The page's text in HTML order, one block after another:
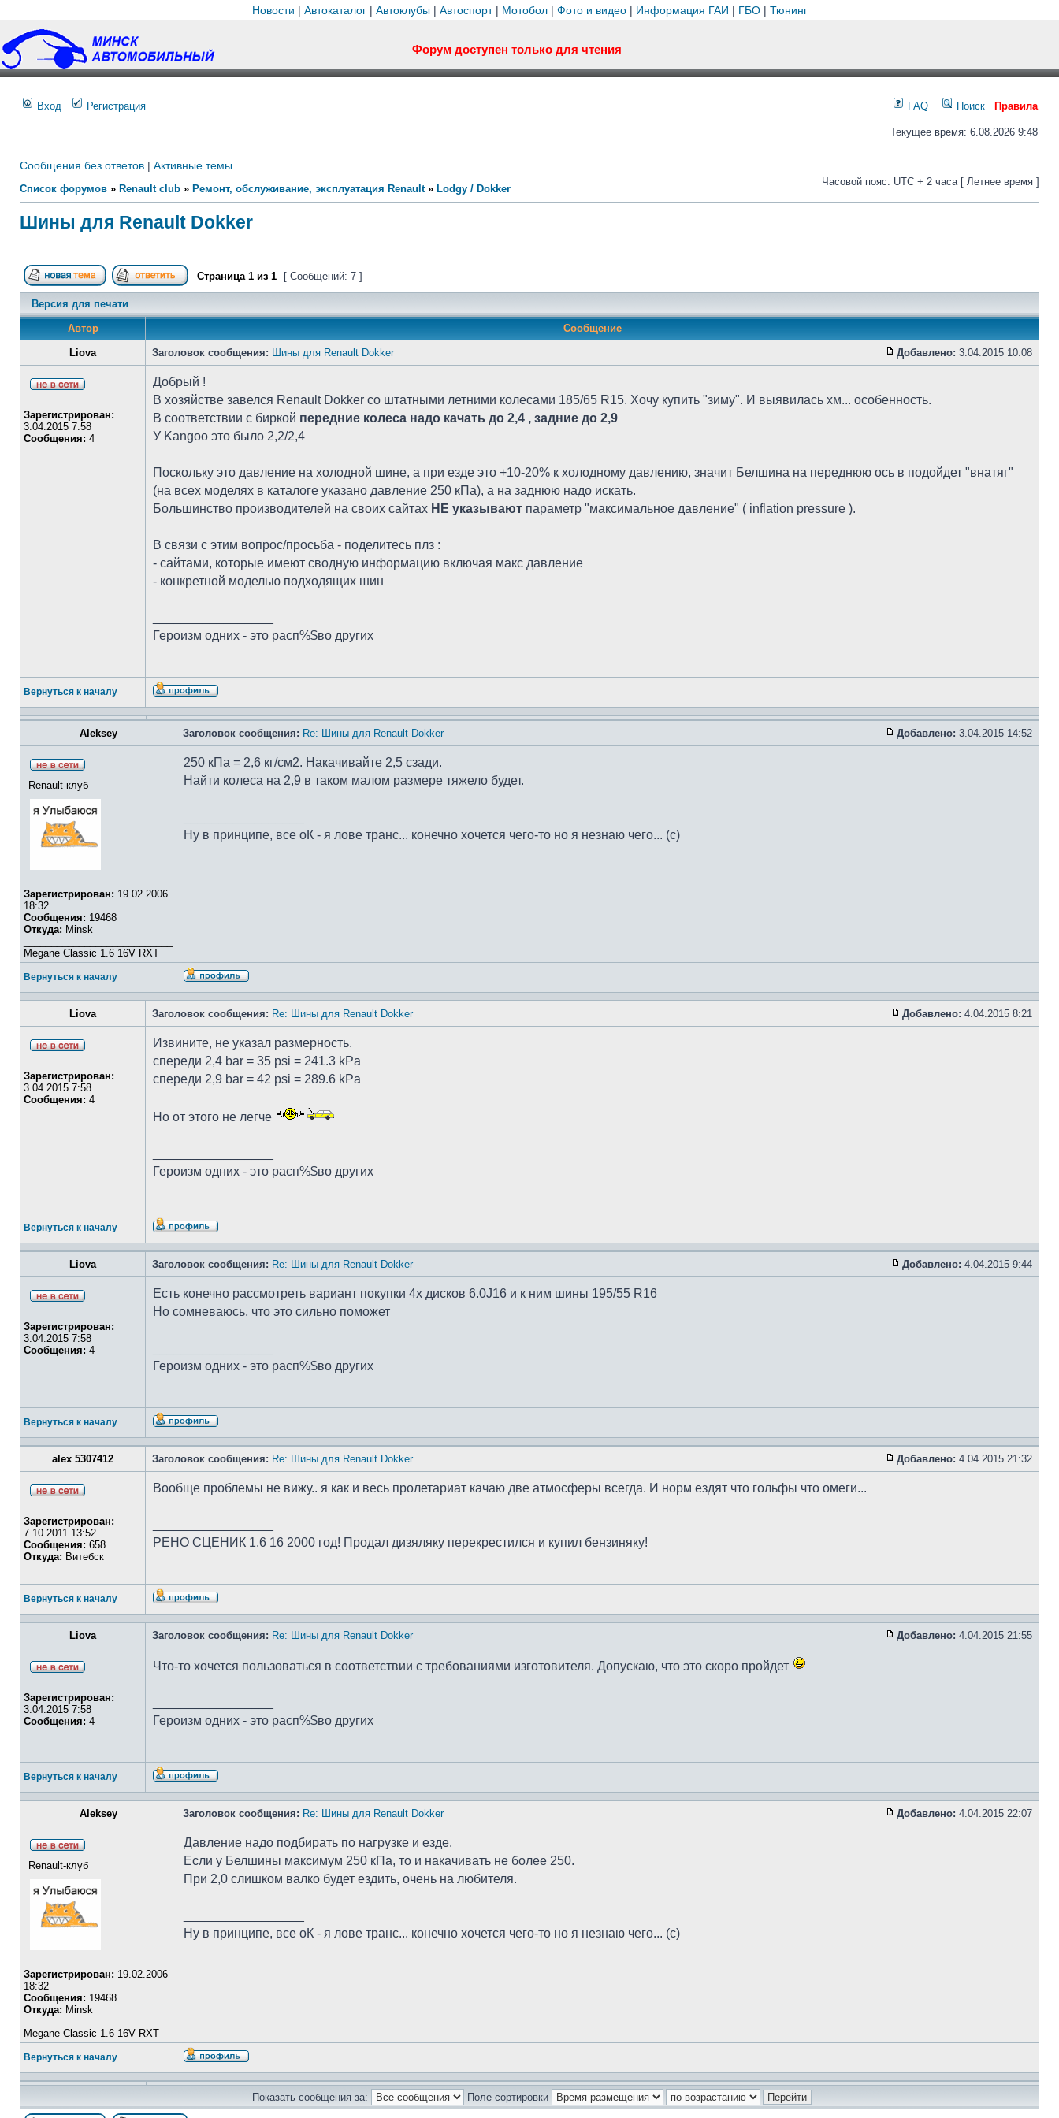
Новости | Автокаталог| Автоклубы| Автоспорт| Мотобол| Фото и видео| Информация ГАИ | ГБО| Тюнинг
Форум доступен только для чтения
Вход Регистрация FAQ Поиск Правила
Текущее время: 6.08.2026 9:48
Сообщения без ответов | Активные темы
Список форумов » Renault club » Ремонт, обслуживание, эксплуатация Renault» Lodgy / Dokker
Часовой пояс: UTC + 2 часа [ Летнее время ]
Шины для Renault Dokker
Страница 1 из 1 [ Сообщений: 7 ]
Версия для печати
Автор Сообщение
Liova Заголовок сообщения: Шины для Renault Dokker Добавлено: 3.04.2015 10:08
Зарегистрирован:
3.04.2015 7:58
Сообщения: 4
Добрый !
В хозяйстве завелся Renault Dokker со штатными летними колесами 185/65 R15. Хочу купить "зиму". И выявилась хм... особенность.
В соответствии с биркой передние колеса надо качать до 2,4 , задние до 2,9
У Kangoo это было 2,2/2,4
Поскольку это давление на холодной шине, а при езде это +10-20% к холодному давлению, значит Белшина на переднюю ось в подойдет "внатяг"
(на всех моделях в каталоге указано давление 250 кПа), а на заднюю надо искать.
Большинство производителей на своих сайтах НЕ указывают параметр "максимальное давление" ( inflation pressure ).
В связи с этим вопрос/просьба - поделитесь плз :
- сайтами, которые имеют сводную информацию включая макс давление
- конкретной моделью подходящих шин
Героизм одних - это расп%$во других
Вернуться к началу
Aleksey Заголовок сообщения: Re: Шины для Renault Dokker Добавлено: 3.04.2015 14:52
Renault-клуб
Зарегистрирован: 19.02.2006
18:32
Сообщения: 19468
Откуда: Minsk
Megane Classic 1.6 16V RXT
250 кПа = 2,6 кг/см2. Накачивайте 2,5 сзади.
Найти колеса на 2,9 в таком малом размере тяжело будет.
Ну в принципе, все оК - я лове транс... конечно хочется чего-то но я незнаю чего... (с)
Вернуться к началу
Liova Заголовок сообщения: Re: Шины для Renault Dokker Добавлено: 4.04.2015 8:21
Зарегистрирован:
3.04.2015 7:58
Сообщения: 4
Извините, не указал размерность.
спереди 2,4 bar = 35 psi = 241.3 kPa
спереди 2,9 bar = 42 psi = 289.6 kPa
Но от этого не легче
Героизм одних - это расп%$во других
Вернуться к началу
Liova Заголовок сообщения: Re: Шины для Renault Dokker Добавлено: 4.04.2015 9:44
Зарегистрирован:
3.04.2015 7:58
Сообщения: 4
Есть конечно рассмотреть вариант покупки 4х дисков 6.0J16 и к ним шины 195/55 R16
Но сомневаюсь, что это сильно поможет
Героизм одних - это расп%$во других
Вернуться к началу
alex 5307412 Заголовок сообщения: Re: Шины для Renault Dokker Добавлено: 4.04.2015 21:32
Зарегистрирован:
7.10.2011 13:52
Сообщения: 658
Откуда: Витебск
Вообще проблемы не вижу.. я как и весь пролетариат качаю две атмосферы всегда. И норм ездят что гольфы что омеги...
РЕНО СЦЕНИК 1.6 16 2000 год! Продал дизяляку перекрестился и купил бензиняку!
Вернуться к началу
Liova Заголовок сообщения: Re: Шины для Renault Dokker Добавлено: 4.04.2015 21:55
Зарегистрирован:
3.04.2015 7:58
Сообщения: 4
Что-то хочется пользоваться в соответствии с требованиями изготовителя. Допускаю, что это скоро пройдет
Героизм одних - это расп%$во других
Вернуться к началу
Aleksey Заголовок сообщения: Re: Шины для Renault Dokker Добавлено: 4.04.2015 22:07
Renault-клуб
Зарегистрирован: 19.02.2006
18:32
Сообщения: 19468
Откуда: Minsk
Megane Classic 1.6 16V RXT
Давление надо подбирать по нагрузке и езде.
Если у Белшины максимум 250 кПа, то и накачивать не более 250.
При 2,0 слишком валко будет ездить, очень на любителя.
Ну в принципе, все оК - я лове транс... конечно хочется чего-то но я незнаю чего... (с)
Вернуться к началу
Показать сообщения за: Поле сортировки